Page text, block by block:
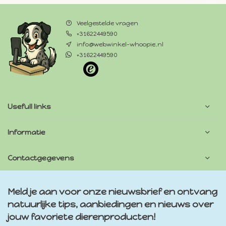
Veelgestelde vragen
+31622449590
info@webwinkel-whoopie.nl
+31622449590
Usefull links
Informatie
Contactgegevens
Meld je aan voor onze nieuwsbrief en ontvang
natuurlijke tips, aanbiedingen en nieuws over
jouw favoriete dierenproducten!